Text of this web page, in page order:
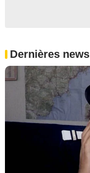
Dernières news